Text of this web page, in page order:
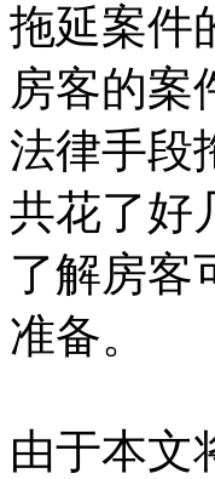
拖延案件
房客的案
法律手段
共花了好
了解房客
准备。
由于本文